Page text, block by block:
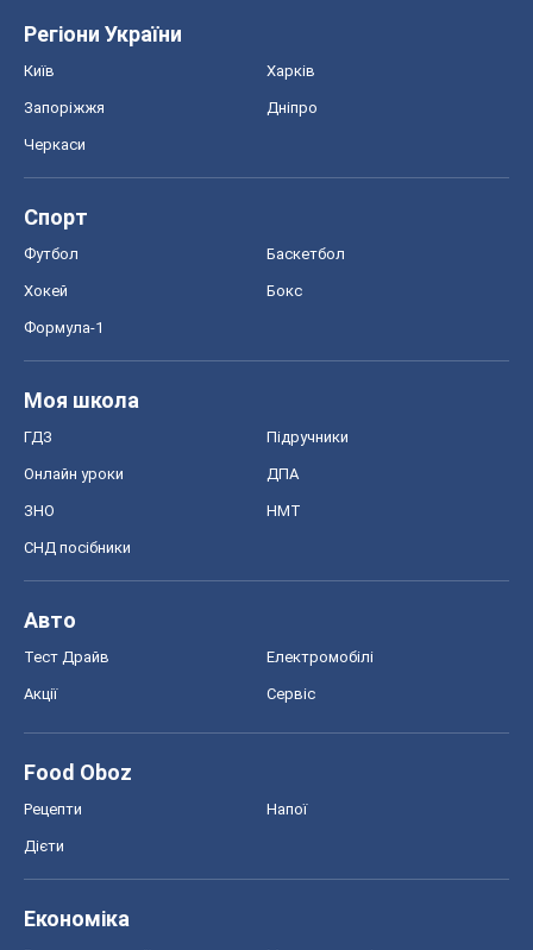
Регіони України
Київ Харків
Запоріжжя Дніпро
Черкаси
Спорт
Футбол Баскетбол
Хокей Бокс
Формула-1
Моя школа
ГДЗ Підручники
Онлайн уроки ДПА
ЗНО НМТ
СНД посібники
Авто
Тест Драйв Електромобілі
Акції Сервіс
Food Oboz
Рецепти Напої
Дієти
Економіка